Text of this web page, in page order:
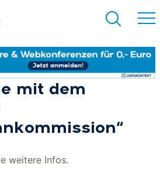
Suchen
mit dem
weitere Infos.